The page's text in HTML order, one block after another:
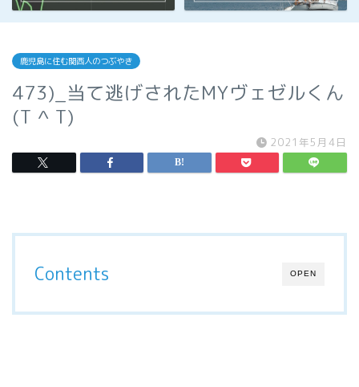
鹿児島に住む関西人のつぶやき
473)_当て逃げされたMYヴェゼルくん
(T ^ T)
2021年5月4日
OPEN
Contents